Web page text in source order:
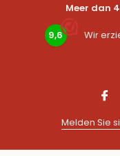
Meer dan
9,6 Wir
Melden Sie